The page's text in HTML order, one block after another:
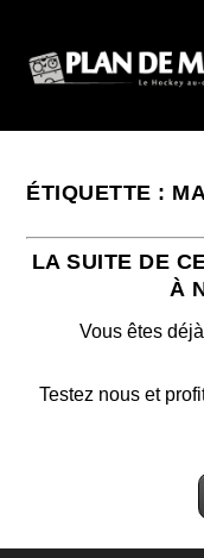
ÉTIQUETTE :
LA SUITE DE
À
Vous êtes
Testez nous et